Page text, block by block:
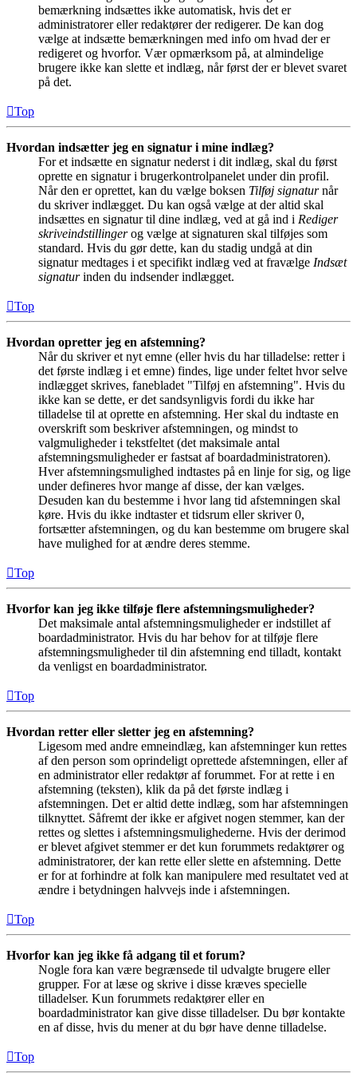
bemærkning indsættes ikke automatisk, hvis det er
administratorer eller redaktører der redigerer. De kan dog
vælge at indsætte bemærkningen med info om hvad der er
redigeret og hvorfor. Vær opmærksom på, at almindelige
brugere ikke kan slette et indlæg, når først der er blevet svaret
på det.
Top
Hvordan indsætter jeg en signatur i mine indlæg?
For et indsætte en signatur nederst i dit indlæg, skal du først
oprette en signatur i brugerkontrolpanelet under din profil.
Når den er oprettet, kan du vælge boksen Tilføj signaturnår
du skriver indlægget. Du kan også vælge at der altid skal
indsættes en signatur til dine indlæg, ved at gå ind i Rediger
skriveindstillingerog vælge at signaturen skal tilføjes som
standard. Hvis du gør dette, kan du stadig undgå at din
signatur medtages i et specifikt indlæg ved at fravælge Indsæt
signaturinden du indsender indlægget.
Top
Hvordan opretter jeg en afstemning?
Når du skriver et nyt emne (eller hvis du har tilladelse: retter i
det første indlæg i et emne) findes, lige under feltet hvor selve
indlægget skrives, fanebladet "Tilføj en afstemning". Hvis du
ikke kan se dette, er det sandsynligvis fordi du ikke har
tilladelse til at oprette en afstemning. Her skal du indtaste en
overskrift som beskriver afstemningen, og mindst to
valgmuligheder i tekstfeltet (det maksimale antal
afstemningsmuligheder er fastsat af boardadministratoren).
Hver afstemningsmulighed indtastes på en linje for sig, og lige
under defineres hvor mange af disse, der kan vælges.
Desuden kan du bestemme i hvor lang tid afstemningen skal
køre. Hvis du ikke indtaster et tidsrum eller skriver 0,
fortsætter afstemningen, og du kan bestemme om brugere skal
have mulighed for at ændre deres stemme.
Top
Hvorfor kan jeg ikke tilføje flere afstemningsmuligheder?
Det maksimale antal afstemningsmuligheder er indstillet af
boardadministrator. Hvis du har behov for at tilføje flere
afstemningsmuligheder til din afstemning end tilladt, kontakt
da venligst en boardadministrator.
Top
Hvordan retter eller sletter jeg en afstemning?
Ligesom med andre emneindlæg, kan afstemninger kun rettes
af den person som oprindeligt oprettede afstemningen, eller af
en administrator eller redaktør af forummet. For at rette i en
afstemning (teksten), klik da på det første indlæg i
afstemningen. Det er altid dette indlæg, som har afstemningen
tilknyttet. Såfremt der ikke er afgivet nogen stemmer, kan der
rettes og slettes i afstemningsmulighederne. Hvis der derimod
er blevet afgivet stemmer er det kun forummets redaktører og
administratorer, der kan rette eller slette en afstemning. Dette
er for at forhindre at folk kan manipulere med resultatet ved at
ændre i betydningen halvvejs inde i afstemningen.
Top
Hvorfor kan jeg ikke få adgang til et forum?
Nogle fora kan være begrænsede til udvalgte brugere eller
grupper. For at læse og skrive i disse kræves specielle
tilladelser. Kun forummets redaktører eller en
boardadministrator kan give disse tilladelser. Du bør kontakte
en af disse, hvis du mener at du bør have denne tilladelse.
Top